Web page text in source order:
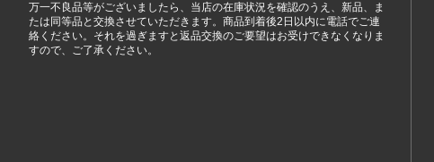
万一不良品等がございましたら、当店の在庫状況を確認のうえ、新品、ま
たは同等品と交換させていただきます。商品到着後2日以内に電話でご連
絡ください。それを過ぎますと返品交換のご要望はお受けできなくなりま
すので、ご了承ください。